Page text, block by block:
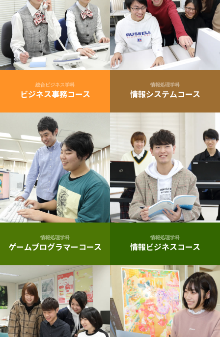
総合ビジネス学科
ビジネス事務コース
情報処理学科
情報システムコース
情報処理学科
ゲームプログラマーコース
情報処理学科
情報ビジネスコース